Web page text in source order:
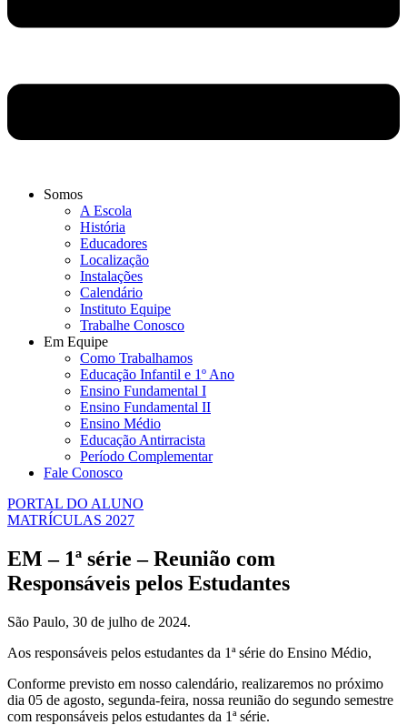
Somos
A Escola
História
Educadores
Localização
Instalações
Calendário
Instituto Equipe
Trabalhe Conosco
Em Equipe
Como Trabalhamos
Educação Infantil e 1º Ano
Ensino Fundamental I
Ensino Fundamental II
Ensino Médio
Educação Antirracista
Período Complementar
Fale Conosco
PORTAL DO ALUNO
MATRÍCULAS 2027
EM – 1ª série – Reunião com
Responsáveis pelos Estudantes
São Paulo, 30 de julho de 2024.
Aos responsáveis pelos estudantes da 1ª série do Ensino Médio,
Conforme previsto em nosso calendário, realizaremos no próximo
dia 05 de agosto, segunda-feira, nossa reunião do segundo semestre
com responsáveis pelos estudantes da 1ª série.